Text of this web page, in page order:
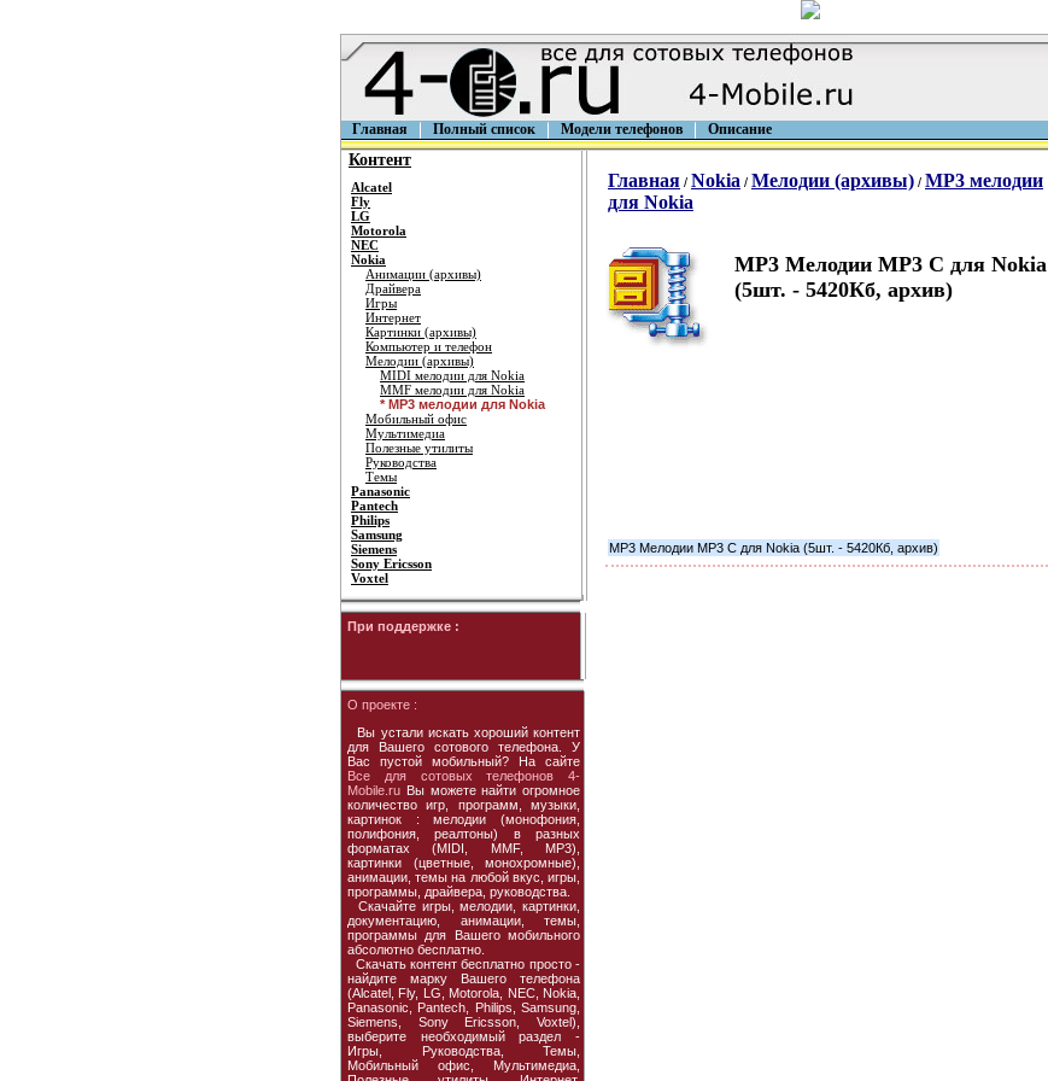
Главная Полный список Модели телефонов Описание
Контент
Alcatel
Fly
LG
Motorola
NEC
Nokia
Анимации (архивы)
Драйвера
Игры
Интернет
Картинки (архивы)
Компьютер и телефон
Мелодии (архивы)
MIDI мелодии для Nokia
MMF мелодии для Nokia
* MP3 мелодии для Nokia
Мобильный офис
Мультимедиа
Полезные утилиты
Руководства
Темы
Panasonic
Pantech
Philips
Samsung
Siemens
Sony Ericsson
Voxtel
При поддержке :
О проекте :
Вы устали искать хороший контент
для Вашего сотового телефона. У
Вас пустой мобильный? На сайте
Все для сотовых телефонов 4-
Mobile.ru Вы можете найти огромное
количество игр, программ, музыки,
картинок : мелодии (монофония,
полифония, реалтоны) в разных
форматах (MIDI, MMF, MP3),
картинки (цветные, монохромные),
анимации, темы на любой вкус, игры,
программы, драйвера, руководства.
Скачайте игры, мелодии, картинки,
документацию, анимации, темы,
программы для Вашего мобильного
абсолютно бесплатно.
Скачать контент бесплатно просто -
найдите марку Вашего телефона
(Alcatel, Fly, LG, Motorola, NEC, Nokia,
Panasonic, Pantech, Philips, Samsung,
Siemens, Sony Ericsson, Voxtel),
выберите необходимый раздел -
Игры, Руководства, Темы,
Мобильный офис, Мультимедиа,
Главная / Nokia / Мелодии (архивы) / MP3 мелодии
для Nokia
MP3 Мелодии MP3 C для Nokia
(5шт. - 5420Кб, архив)
MP3 Мелодии MP3 C для Nokia (5шт. - 5420Кб, архив)